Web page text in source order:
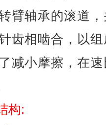
臂轴承的滚道
齿相啮合，以
减小摩擦，在
构: